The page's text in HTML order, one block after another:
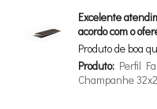
Excelente
acordo com o
Produto de boa
Produto:Perfil
Champanhe